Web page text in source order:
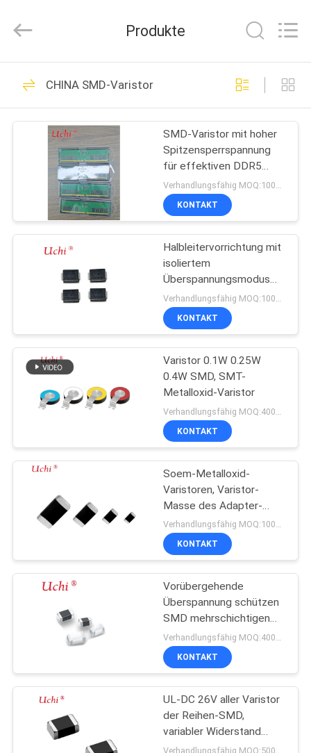
HAUS
PRODUKTE
ÜBER
FABRIK-
QUALITÄTSKONTROLLE
TRETEN
MIT
VERBINDUNG
NACHRICHTEN
SIE EIN
ZITAT
Co.,Ltd.
Metalloxid-Varistor
91
SMD-Varistor
34
Thermisch
geschützter Varistor
Flüssigkeitskühlungs-
Platte
279
NTC-Thermistor
87
Produkte
CHINA SMD-Varistor
SMD-Varistor mit hoher
Spitzensperrspannung
für effektiven DDR5
16Gb A-Die SDRAM
Verhandlungsfähig MOQ:10000 Stück
KONTAKT
Halbleitervorrichtung mit
isoliertem
Überspannungsmodus
(CM) /nicht isolierte LED-
Treiber/
Überspannungsschaltung
KONTAKT
Varistor 0.1W 0.25W
0.4W SMD, SMT-
Metalloxid-Varistor
KONTAKT
Soem-Metalloxid-
Varistoren, Varistor-
Masse des Adapter-
Gebrauchs-0402 SMD Verhandlungsfähig MOQ:10000PCS
KONTAKT
Vorübergehende
Überspannung schützen
SMD mehrschichtigen
Chip Varistor For
Automotive 0603 1608
Verhandlungsfähig MOQ:4000pcs
KONTAKT
UL-DC 26V aller Varistor
der Reihen-SMD,
variabler Widerstand
AC175V-320V